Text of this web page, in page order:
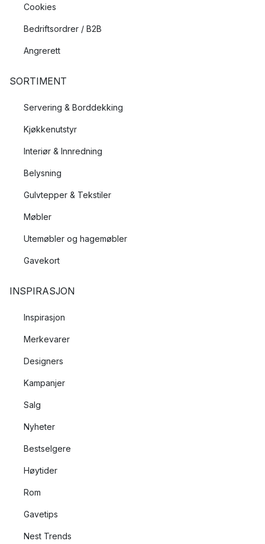
Cookies
Bedriftsordrer / B2B
Angrerett
SORTIMENT
Servering & Borddekking
Kjøkkenutstyr
Interiør & Innredning
Belysning
Gulvtepper & Tekstiler
Møbler
Utemøbler og hagemøbler
Gavekort
INSPIRASJON
Inspirasjon
Merkevarer
Designers
Kampanjer
Salg
Nyheter
Bestselgere
Høytider
Rom
Gavetips
Nest Trends